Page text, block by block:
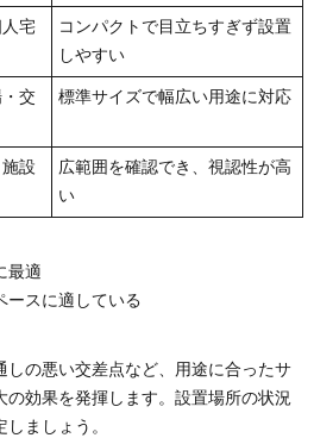
宅
コンパクトで目立ちすぎず設置
しやすい
交
標準サイズで幅広い用途に対応
設
広範囲を確認でき、視認性が高
い
最適
ースに適している
の悪い交差点など、用途に合ったサ
効果を発揮します。設置場所の状況
ましょう。